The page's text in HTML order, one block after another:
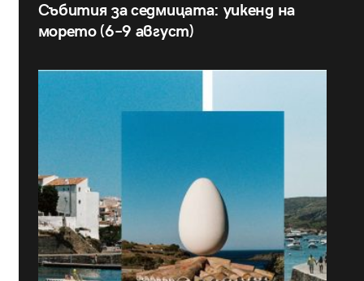
Събития за седмицата: уикенд на
морето (6–9 август)